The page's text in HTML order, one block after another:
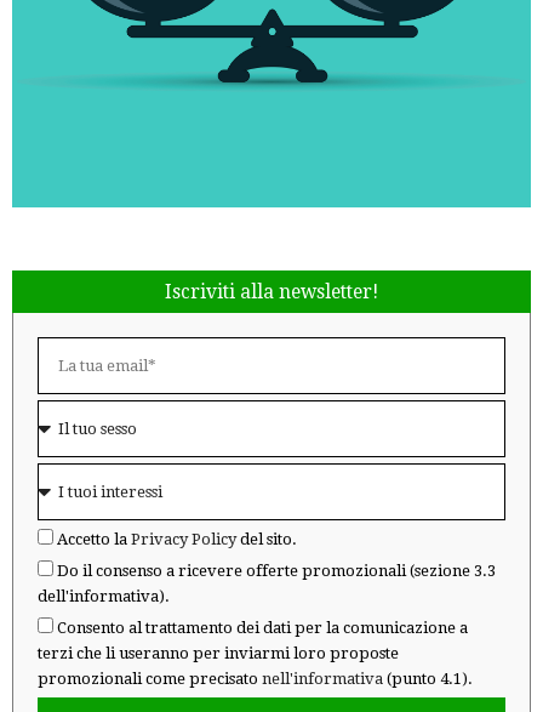
Iscriviti alla newsletter!
Accetto la Privacy Policydel sito.
Do il consenso a ricevere offerte promozionali (sezione 3.3
dell'informativa).
Consento al trattamento dei dati per la comunicazione a
terzi che li useranno per inviarmi loro proposte
promozionali come precisato nell'informativa (punto 4.1).